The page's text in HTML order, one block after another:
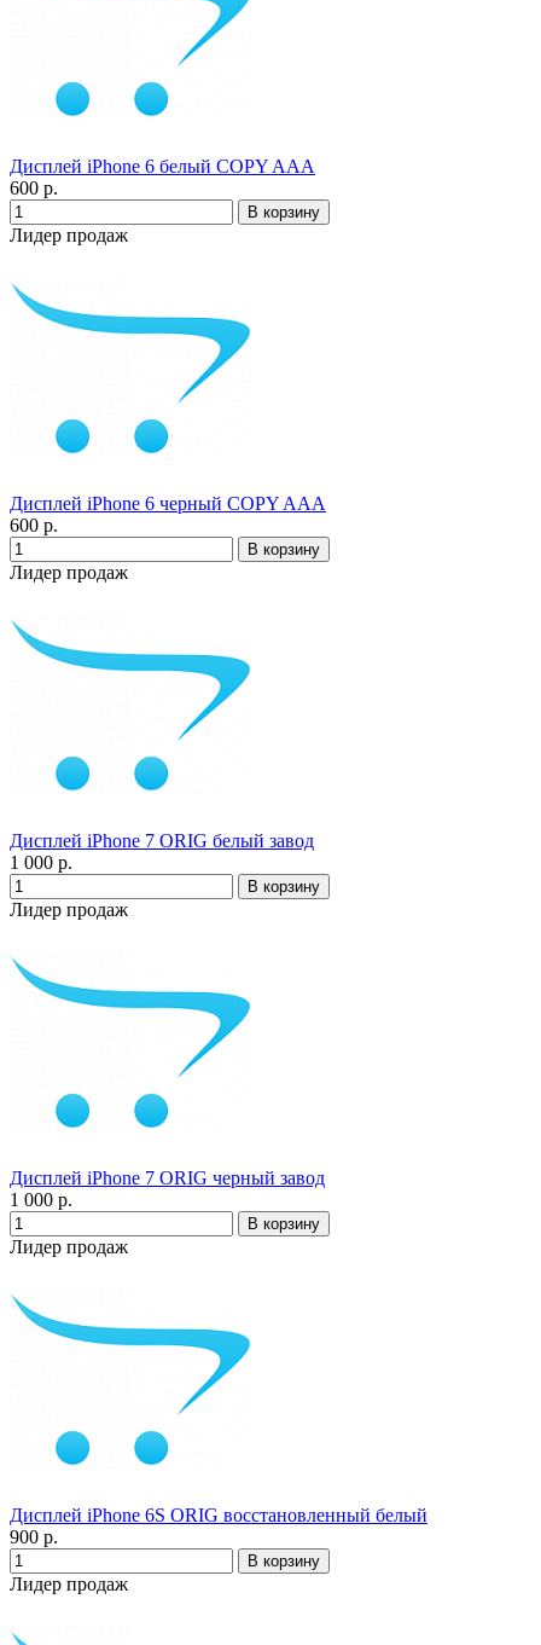
Дисплей iPhone 6 белый COPY AAA
600 р.
Лидер продаж
Дисплей iPhone 6 черный COPY AAA
600 р.
Лидер продаж
Дисплей iPhone 7 ORIG белый завод
1 000 р.
Лидер продаж
Дисплей iPhone 7 ORIG черный завод
1 000 р.
Лидер продаж
Дисплей iPhone 6S ORIG восстановленный белый
900 р.
Лидер продаж